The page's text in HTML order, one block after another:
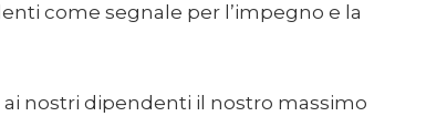
come segnale per l’impegno e la
nostri dipendenti il nostro massimo